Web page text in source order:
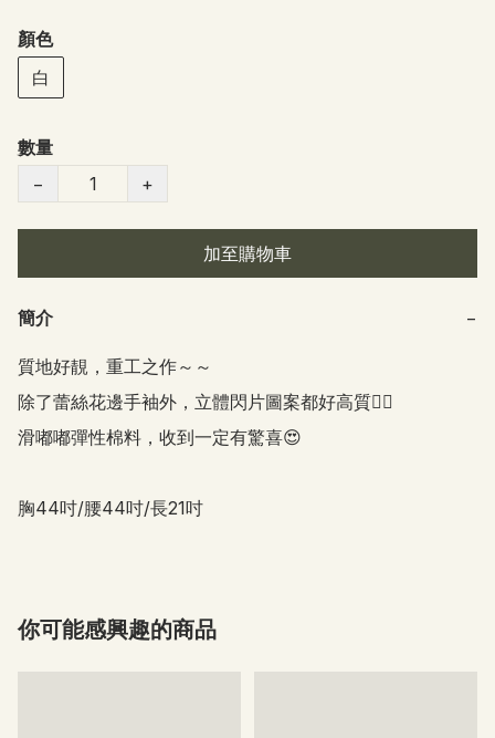
顏色
白
數量
−
+
加至購物車
簡介 −
質地好靚，重工之作～～
除了蕾絲花邊手袖外，立體閃片圖案都好高質👍🏻
滑嘟嘟彈性棉料，收到一定有驚喜😍
胸44吋/腰44吋/長21吋
你可能感興趣的商品